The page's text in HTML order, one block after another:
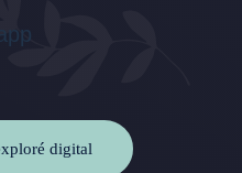
digital